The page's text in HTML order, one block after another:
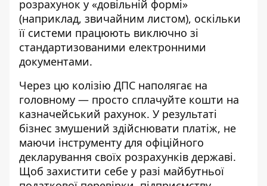
розрахунок у «довільній формі»
(наприклад, звичайним листом), оскільки
її системи працюють виключно зі
стандартизованими електронними
документами.
Через цю колізію ДПС наполягає на
головному — просто сплачуйте кошти на
казначейський рахунок. У результаті
бізнес змушений здійснювати платіж, не
маючи інструменту для офіційного
декларування своїх розрахунків державі.
Щоб захистити себе у разі майбутньої